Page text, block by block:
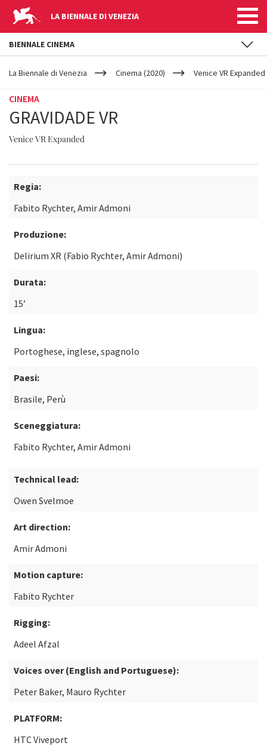
LA BIENNALE DI VENEZIA
YOUR
ARE
La Biennale di Venezia Cinema (2020) Venice VR Expanded
CINEMA
GRAVIDADE VR
Venice VR Expanded
Regia:
Fabito Rychter, Amir Admoni
Produzione:
Delirium XR (Fabio Rychter, Amir Admoni)
Durata:
15’
Lingua:
Portoghese, inglese, spagnolo
Paesi:
Brasile, Perù
Sceneggiatura:
Fabito Rychter, Amir Admoni
Technical lead:
Owen Svelmoe
Art direction:
Amir Admoni
Motion capture:
Fabito Rychter
Rigging:
Adeel Afzal
Voices over (English and Portuguese):
Peter Baker, Mauro Rychter
PLATFORM:
HTC Viveport
BIENNALE CINEMA